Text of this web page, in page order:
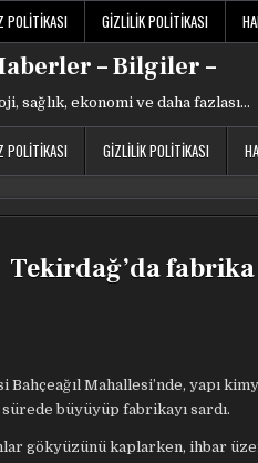
POLITIKASI GIZLILIK POLITIKASI
– Bilgiler –
sağlık, ekonomi ve daha fazlası…
POLITIKASI GIZLILIK POLITIKASI
Tekirdağ’da
Bahçeağıl Mahallesi’nde, yapı
büyüyüp fabrikayı sardı.
gökyüzünü kaplarken, ihbar